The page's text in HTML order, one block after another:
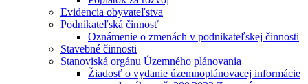
Evidencia obyvateľstva
Podnikateľská činnosť
Oznámenie o zmenách v podnikateľskej činnosti
Stavebné činnosti
Stanoviská orgánu Územného plánovania
Žiadosť o vydanie územnoplánovacej informácie